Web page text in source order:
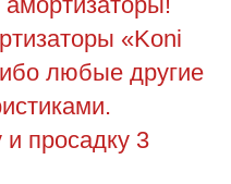
«Koni
любые другие
просадку 3